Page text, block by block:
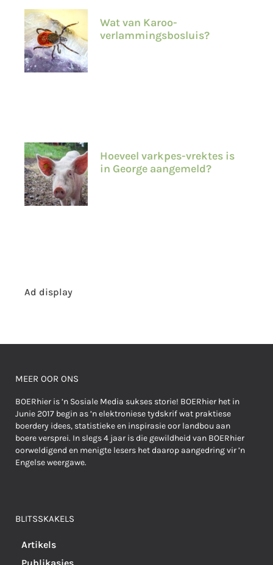
Wat van Karoo-
verlammingsbosluis?
Hoeveel varkpes-vrektes is
in George aangemeld?
Ad display
MEER OOR ONS
BOERhier is ’n Sosiale Media sukses storie! BOERhier het in
Junie 2017 begin as ’n elektroniese tydskrif wat praktiese
boerdery idees, statistieke en inspirasie oor landbou aan
boere versprei. In slegs 4 jaar is die gewildheid van BOERhier
oorweldigend en menigte lesers het daarop aangedring vir ’n
Engelse weergawe.
BLITSSKAKELS
Artikels